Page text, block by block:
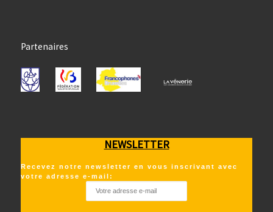
Partenaires
NEWSLETTER
Recevez notre newsletter en vous inscrivant avec
votre adresse e-mail: